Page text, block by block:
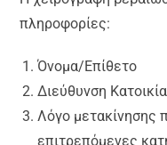
πληροφορίες:
Όνομα/Επίθετο
Διεύθυνση
Λόγο μετακίνησης
επιτρεπόμενες